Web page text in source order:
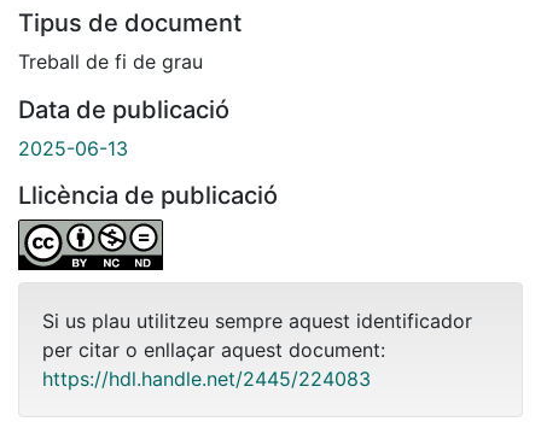
Tipus de document
Treball de fi de grau
Data de publicació
2025-06-13
Llicència de publicació
Si us plau utilitzeu sempre aquest identificador
per citar o enllaçar aquest document:
https://hdl.handle.net/2445/224083